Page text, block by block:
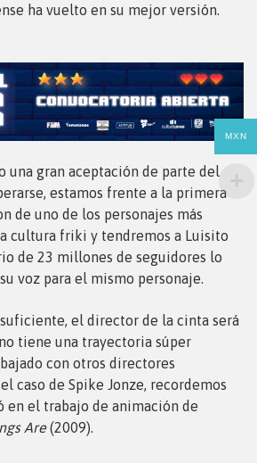
ha vuelto en su mejor versión.
una gran aceptación de parte del
estamos frente a la primera
de uno de los personajes más
cultura friki y tendremos a Luisito
de 23 millones de seguidores lo
voz para el mismo personaje.
el director de la cinta será
tiene una trayectoria súper
con otros directores
caso de Spike Jonze, recordemos
en el trabajo de animación de
Are(2009).
MXN